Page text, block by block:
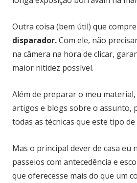
Outra coisa (bem útil) que
disparador.Com ele, não
na câmera na hora de clicar,
maior nitidez possível.
Além de preparar o meu
artigos e blogs sobre o assunto,
todas as técnicas que este tipo
Mas o principal dever de casa eu
passeios com antecedência e
que oferecesse mais do que um